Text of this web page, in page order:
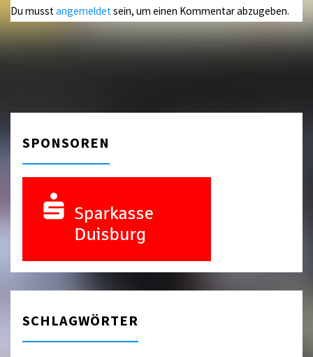
Du musstangemeldet sein, um einen Kommentar abzugeben.
SPONSOREN
SCHLAGWÖRTER